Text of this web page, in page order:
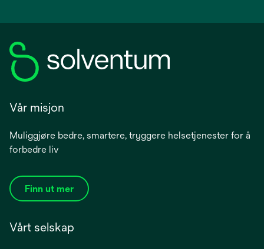
Vår misjon
Muliggjøre bedre, smartere, tryggere helsetjenester for å
forbedre liv
Finn ut mer
Vårt selskap